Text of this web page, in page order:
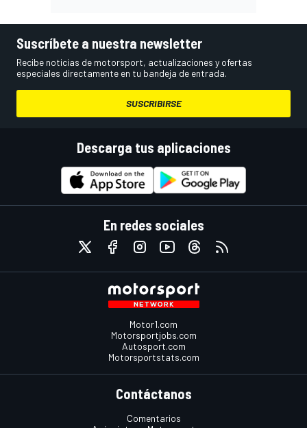
Suscríbete a nuestra newsletter
Recibe noticias de motorsport, actualizaciones y ofertas
especiales directamente en tu bandeja de entrada.
SUSCRIBIRSE
Descarga tus aplicaciones
En redes sociales
Motor1.com
Motorsportjobs.com
Autosport.com
Motorsportstats.com
Contáctanos
Comentarios